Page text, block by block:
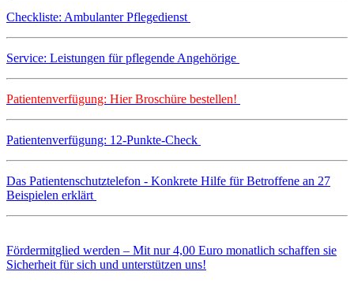
Checkliste: Ambulanter Pflegedienst
Service: Leistungen für pflegende Angehörige
Patientenverfügung: Hier Broschüre bestellen!
Patientenverfügung: 12-Punkte-Check
Das Patientenschutztelefon - Konkrete Hilfe für Betroffene an 27
Beispielen erklärt
Fördermitglied werden – Mit nur 4,00 Euro monatlich schaffen sie
Sicherheit für sich und unterstützen uns!